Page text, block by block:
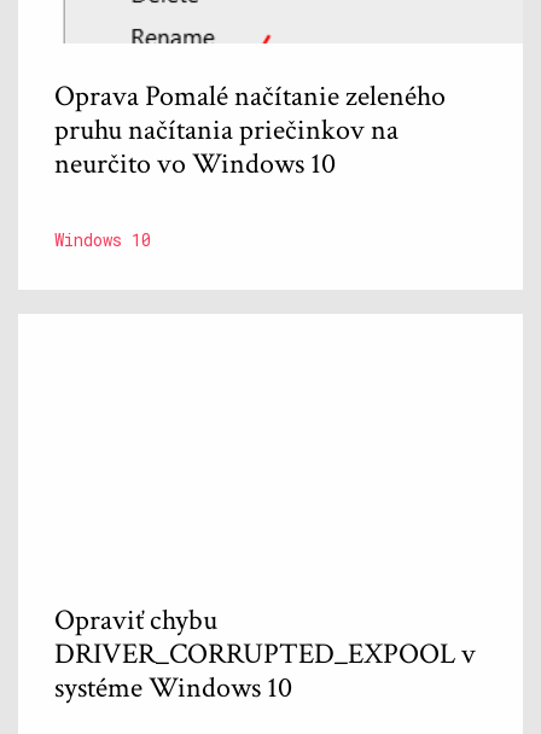
Oprava Pomalé načítanie zeleného
pruhu načítania priečinkov na
neurčito vo Windows 10
Windows 10
Opraviť chybu
DRIVER_CORRUPTED_EXPOOL v
systéme Windows 10